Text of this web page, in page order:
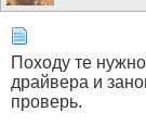
Походу те
драйвера и
проверь.